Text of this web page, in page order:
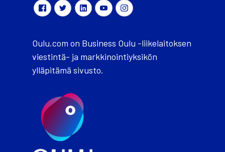
Oulu.com on Business Oulu -liikelaitoksen
viestintä- ja markkinointiyksikön
ylläpitämä sivusto.